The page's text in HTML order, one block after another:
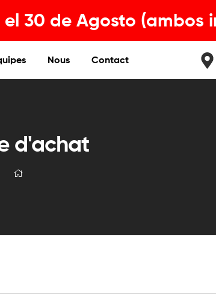
30 de Agosto (ambos
Nous Contact
d'achat